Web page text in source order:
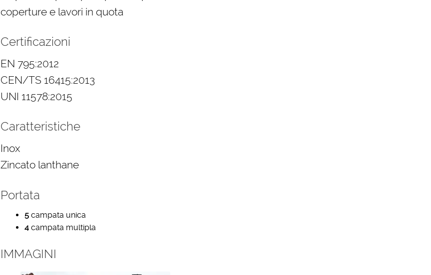
coperture e lavori in quota
Certificazioni
EN 795:2012
CEN/TS 16415:2013
UNI 11578:2015
Caratteristiche
Inox
Zincato lanthane
Portata
5campata unica
4campata multipla
IMMAGINI